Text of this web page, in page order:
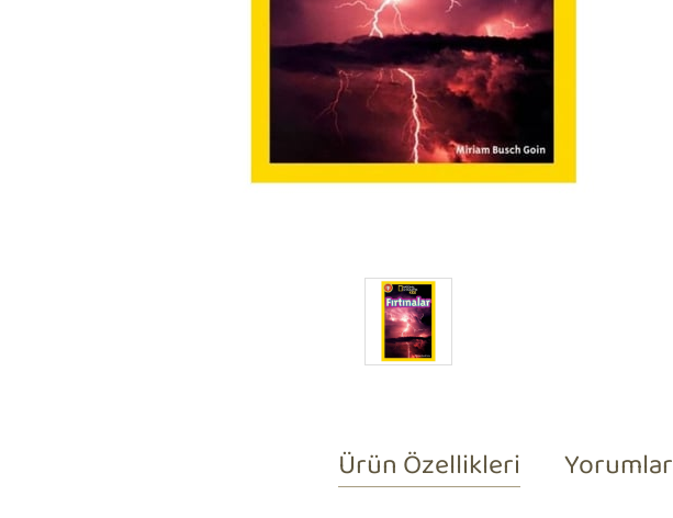
Ürün Özellikleri Yorumlar